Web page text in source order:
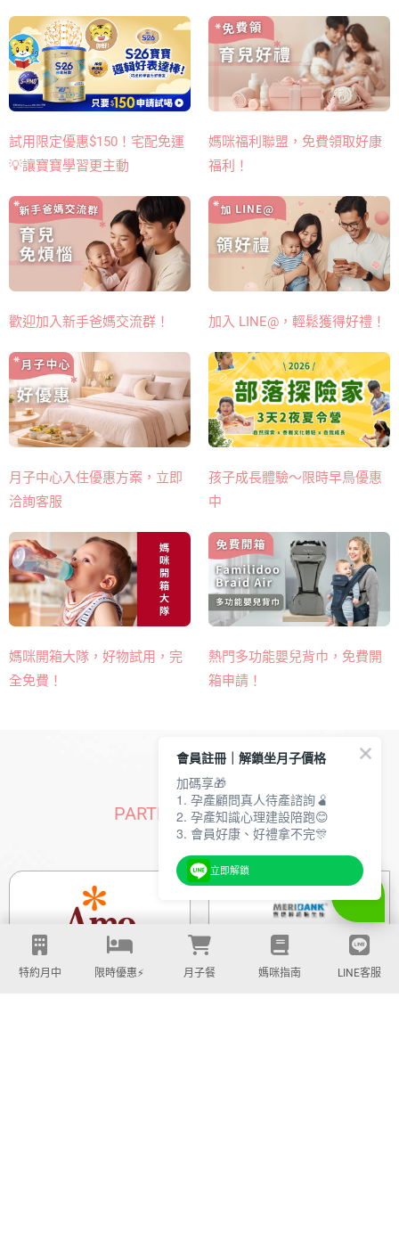
試用限定優惠$150！宅配免運
💡讓寶寶學習更主動
媽咪福利聯盟，免費領取好康
福利！
歡迎加入新手爸媽交流群！ 加入 LINE@，輕鬆獲得好禮！
月子中心入住優惠方案，立即
洽詢客服
孩子成長體驗～限時早鳥優惠
中
媽咪開箱大隊，好物試用，完
全免費！
熱門多功能嬰兒背巾​，免費開
箱申請！
PARTNERS | 合作品牌
特約月中 限時優惠⚡️ 月子餐 媽咪指南 LINE客服
會員註冊｜解鎖坐月子價格
加碼享🎁
1. 孕產顧問真人待產諮詢🫄
2. 孕產知識心理建設陪跑😊
3. 會員好康、好禮拿不完🎊
立即解鎖